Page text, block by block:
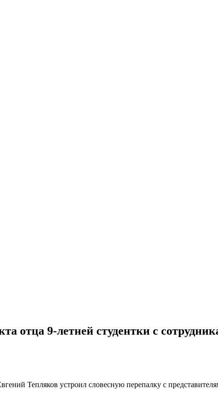
отца 9-летней студентки с
Тепляков устроил словесную перепалку с